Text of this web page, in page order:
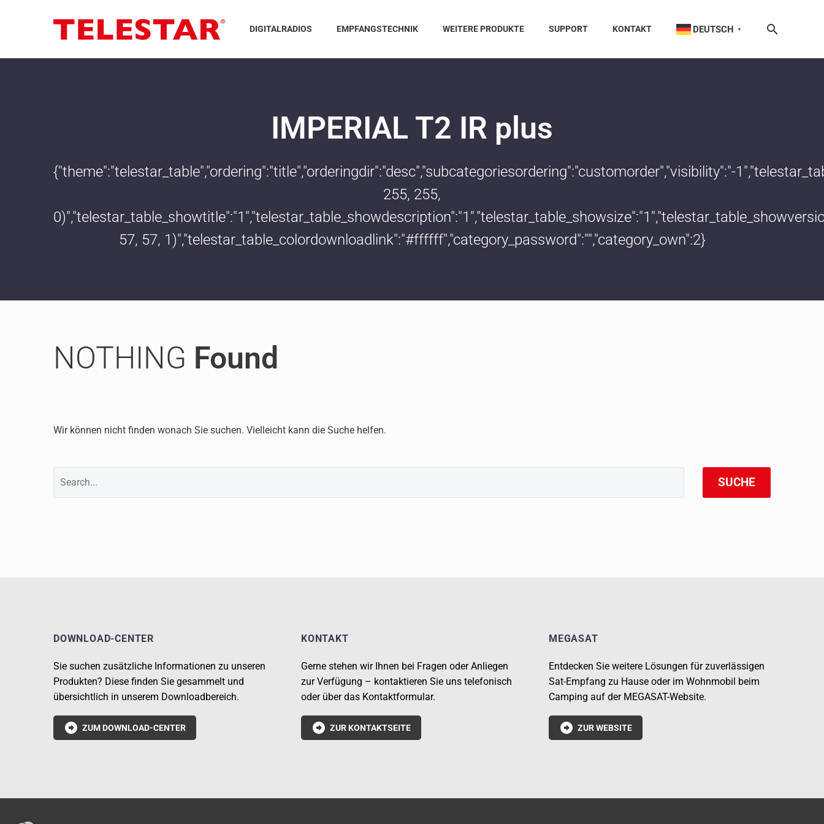
DIGITALRADIOS EMPFANGSTECHNIK WEITERE PRODUKTE SUPPORT KONTAKT DEUTSCH ▼
IMPERIAL T2 IR plus
{"theme":"telestar_table","ordering":"title","orderingdir":"desc","subcategoriesordering":"customorder","visibility":"-
255, 255,
57, 57, 1)","telestar_table_colordownloadlink":"#ffffff","category_password":"","category_own":2}
NOTHING Found
Wir können nicht finden wonach Sie suchen. Vielleicht kann die Suche helfen.
SUCHE
DOWNLOAD-CENTER
Sie suchen zusätzliche Informationen zu unseren
Produkten? Diese finden Sie gesammelt und
übersichtlich in unserem Downloadbereich.
 ZUM DOWNLOAD-CENTER
KONTAKT
Gerne stehen wir Ihnen bei Fragen oder Anliegen
zur Verfügung – kontaktieren Sie uns telefonisch
oder über das Kontaktformular.
 ZUR KONTAKTSEITE
MEGASAT
Entdecken Sie weitere Lösungen für zuverlässigen
Sat-Empfang zu Hause oder im Wohnmobil beim
Camping auf der MEGASAT-Website.
 ZUR WEBSITE